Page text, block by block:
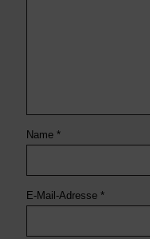
Name *
E-Mail-Adresse *